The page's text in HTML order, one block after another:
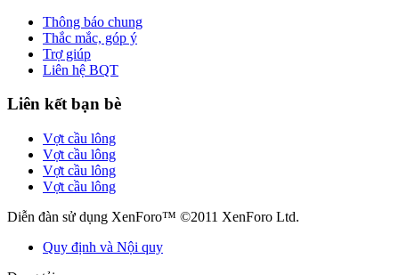
Thông báo chung
Thắc mắc, góp ý
Trợ giúp
Liên hệ BQT
Liên kết bạn bè
Vợt cầu lông
Vợt cầu lông
Vợt cầu lông
Vợt cầu lông
Diễn đàn sử dụng XenForo™ ©2011 XenForo Ltd.
Quy định và Nội quy